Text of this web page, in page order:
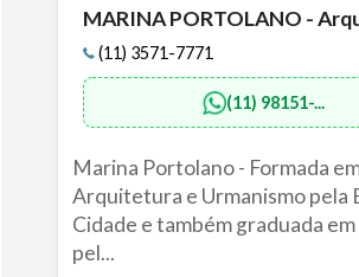
MARINA PORTOLANO -
(11) 3571-7771
(11) 98151-...
Marina Portolano - Formada
Arquitetura e Urmanismo pela
Cidade e também graduada
pel...